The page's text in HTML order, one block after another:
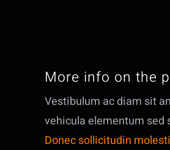
More info on the
Vestibulum ac diam sit
vehicula elementum sed
Donec sollicitudin